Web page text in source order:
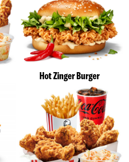
Hot Zinger Burger